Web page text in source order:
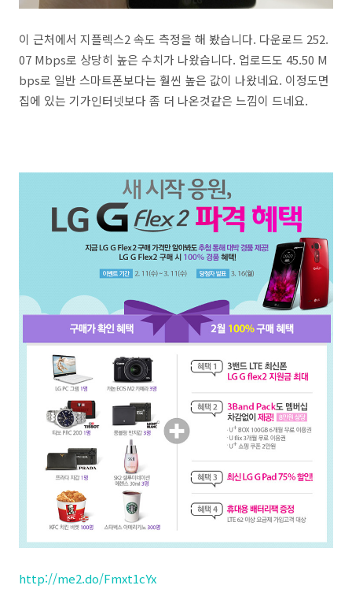
이 근처에서 지플렉스2 속도 측정을 해 봤습니다. 다운로드 252.
07 Mbps로 상당히 높은 수치가 나왔습니다. 업로드도 45.50 M
bps로 일반 스마트폰보다는 훨씬 높은 값이 나왔네요. 이정도면
집에 있는 기가인터넷보다 좀 더 나온것같은 느낌이 드네요.
http://me2.do/Fmxt1cYx